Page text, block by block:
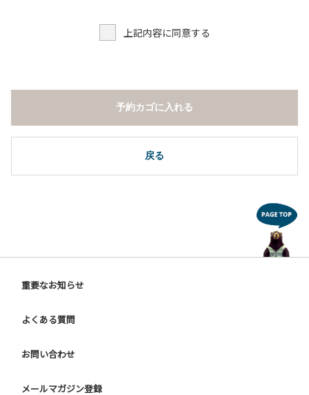
上記内容に同意する
戻る
予約カゴに入れる
重要なお知らせ
よくある質問
お問い合わせ
メールマガジン登録